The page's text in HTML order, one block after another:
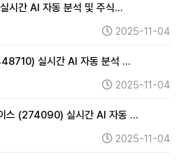
시간 AI 자동 분석 및 주식…
2025-11-04
실시간 AI 자동 분석 …
2025-11-04
스 (274090) 실시간 AI 자동 …
2025-11-04